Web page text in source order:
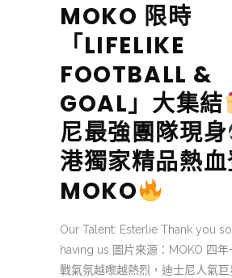
MOKO 限時
「LIFELIKE
FOOTBALL &
GOAL」大集結
尼最強團隊現身
港獨家精品熱
MOKO
Our Talent: Esterlie Thank you
having us 圖片來源：MOKO ​ 四
戰氣氛越嚟越熱烈，迪士尼人氣